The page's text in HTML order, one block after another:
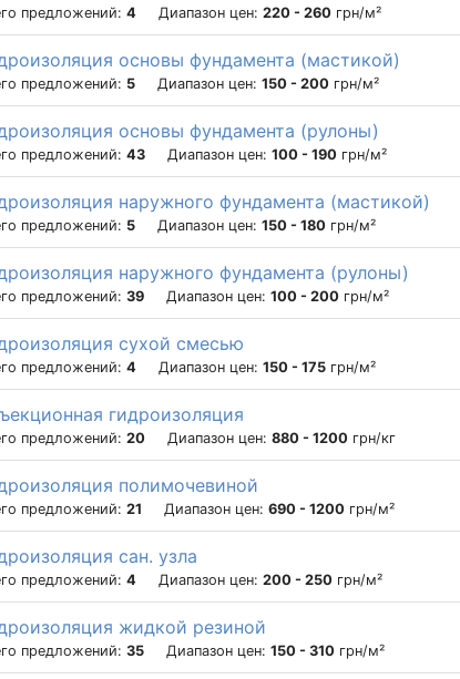
предложений: 4 Диапазон цен: 220 - 260 грн/м²
основы фундамента (мастикой)
предложений: 5 Диапазон цен: 150 - 200 грн/м²
основы фундамента (рулоны)
предложений: 43 Диапазон цен: 100 - 190 грн/м²
наружного фундамента (мастикой)
предложений: 5 Диапазон цен: 150 - 180 грн/м²
наружного фундамента (рулоны)
предложений: 39 Диапазон цен: 100 - 200 грн/м²
сухой смесью
предложений: 4 Диапазон цен: 150 - 175 грн/м²
гидроизоляция
предложений: 20 Диапазон цен: 880 - 1200 грн/кг
полимочевиной
предложений: 21 Диапазон цен: 690 - 1200 грн/м²
сан. узла
предложений: 4 Диапазон цен: 200 - 250 грн/м²
жидкой резиной
предложений: 35 Диапазон цен: 150 - 310 грн/м²